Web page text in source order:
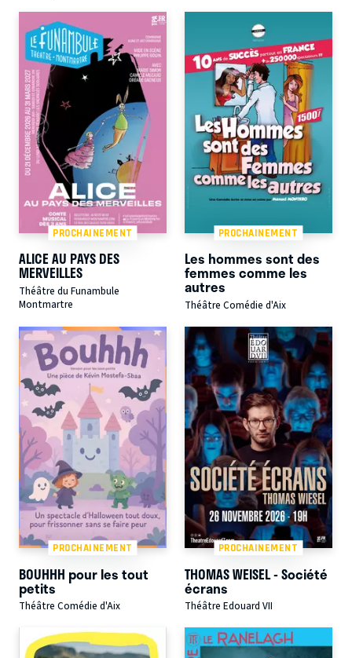
PROCHAINEMENT
ALICE AU PAYS DES
MERVEILLES
Théâtre du Funambule
Montmartre
PROCHAINEMENT
Les hommes sont des
femmes comme les
autres
Théâtre Comédie d'Aix
PROCHAINEMENT
BOUHHH pour les tout
petits
Théâtre Comédie d'Aix
PROCHAINEMENT
THOMAS WEISEL - Société
écrans
Théâtre Edouard VII